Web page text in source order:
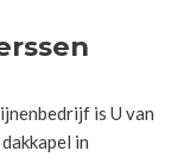
is U van
in